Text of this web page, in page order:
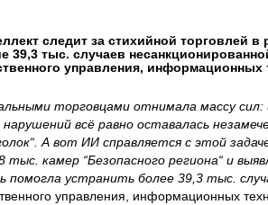
следит за стихийной торговлей в
тыс. случаев
управления, информационных
торговцами отнимала массу сил:
всё равно оставалась
А вот ИИ справляется с этой
камер “Безопасного региона“ и
устранить более 39,3 тыс.
управления, информационных